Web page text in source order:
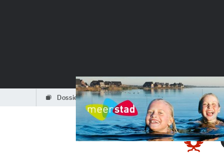
dossiers partners podcasts